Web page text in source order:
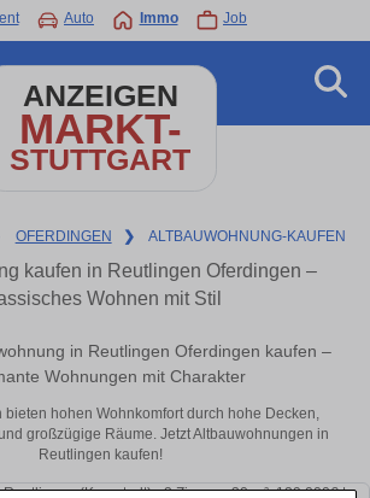
Auto Immo Job
ANZEIGEN
MARKT-
STUTTGART
OFERDINGEN ❯ ALTBAUWOHNUNG-KAUFEN
kaufen in Reutlingen Oferdingen –
Wohnen mit Stil
in Reutlingen Oferdingen kaufen –
Wohnungen mit Charakter
hohen Wohnkomfort durch hohe Decken,
großzügige Räume. Jetzt Altbauwohnungen in
Reutlingen kaufen!